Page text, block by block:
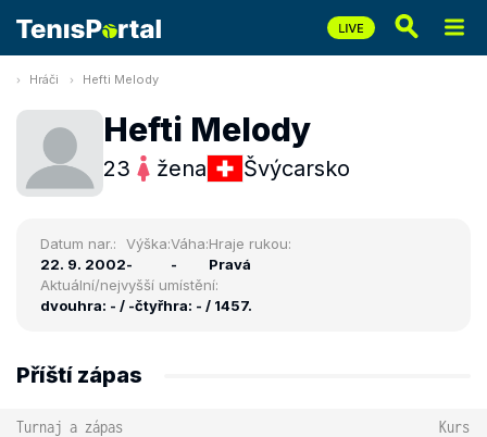
Hráči Hefti Melody
Hefti Melody
23 žena Švýcarsko
Datum nar.:
22. 9. 2002
Výška:
-
Váha:
-
Hraje rukou:
Pravá
Aktuální/nejvyšší umístění:
dvouhra: - / -čtyřhra: - / 1457.
Příští zápas
Turnaj a zápas Kurs